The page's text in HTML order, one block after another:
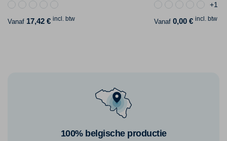
Vanaf 17,42 € incl. btw
+1
Vanaf 0,00 € incl. btw
100% belgische productie